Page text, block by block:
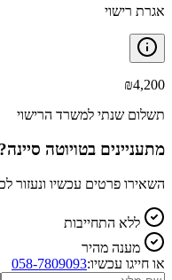
אגרת רישוי
₪4,200
תשלום שנתי למשרד הרישוי
מתעניינים בטויוטה סיינה?
השאירו פרטים עכשיו ונעזור
ללא התחייבות
מענה מהיר
או חייגו עכשיו:058-7809093